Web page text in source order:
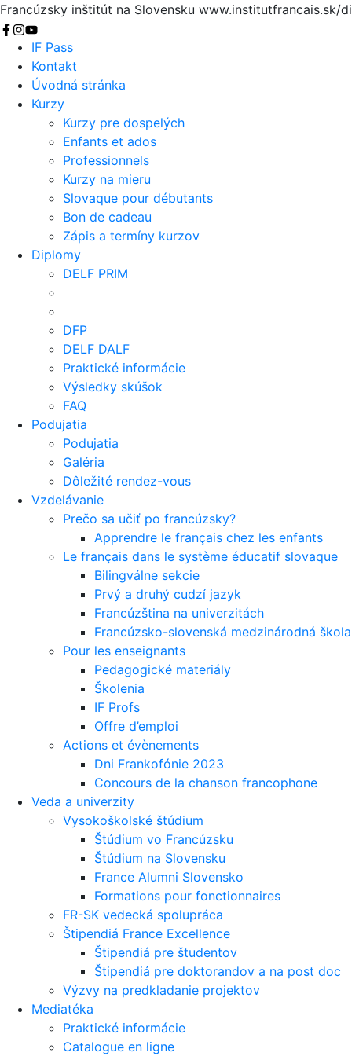
Francúzsky inštitút na Slovensku www.institutfrancais.sk/
Vyhľadať
IF Pass
Kontakt
Úvodná stránka
Kurzy
Kurzy pre dospelých
Enfants et ados
Professionnels
Kurzy na mieru
Slovaque pour débutants
Bon de cadeau
Zápis a termíny kurzov
Diplomy
DELF PRIM
DFP
DELF DALF
Praktické informácie
Výsledky skúšok
FAQ
Podujatia
Podujatia
Galéria
Dôležité rendez-vous
Vzdelávanie
Prečo sa učiť po francúzsky?
Apprendre le français chez les enfants
Le français dans le système éducatif slovaque
Bilingválne sekcie
Prvý a druhý cudzí jazyk
Francúzština na univerzitách
Francúzsko-slovenská medzinárodná
Pour les enseignants
Pedagogické materiály
Školenia
IF Profs
Offre d’emploi
Actions et évènements
Dni Frankofónie 2023
Concours de la chanson francophone
Veda a univerzity
Vysokoškolské štúdium
Štúdium vo Francúzsku
Štúdium na Slovensku
France Alumni Slovensko
Formations pour fonctionnaires
FR-SK vedecká spolupráca
Štipendiá France Excellence
Štipendiá pre študentov
Štipendiá pre doktorandov a na post doc
Výzvy na predkladanie projektov
Mediatéka
Praktické informácie
Catalogue en ligne